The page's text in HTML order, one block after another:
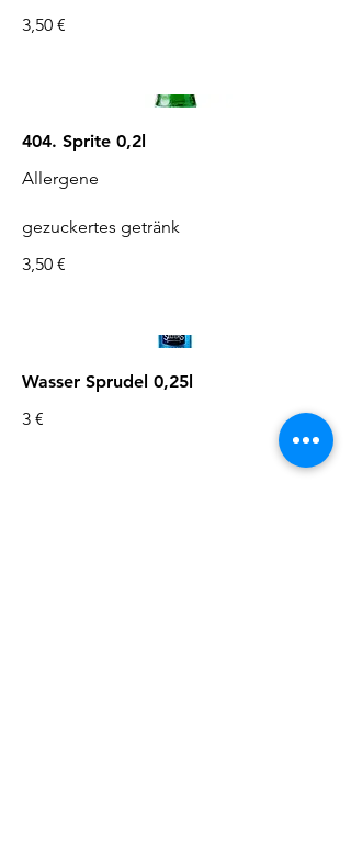
3,50 €
404. Sprite 0,2l
Allergene
gezuckertes getränk
3,50 €
Wasser Sprudel 0,25l
3 €